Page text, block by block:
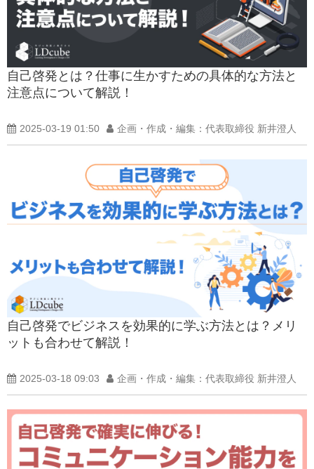
自己啓発とは？仕事に生かすための具体的な方法と
注意点について解説！
2025-03-19 01:50 企画・作成・編集：代表取締役 新井澄人
自己啓発でビジネスを効果的に学ぶ方法とは？メリ
ットも合わせて解説！
2025-03-18 09:03 企画・作成・編集：代表取締役 新井澄人